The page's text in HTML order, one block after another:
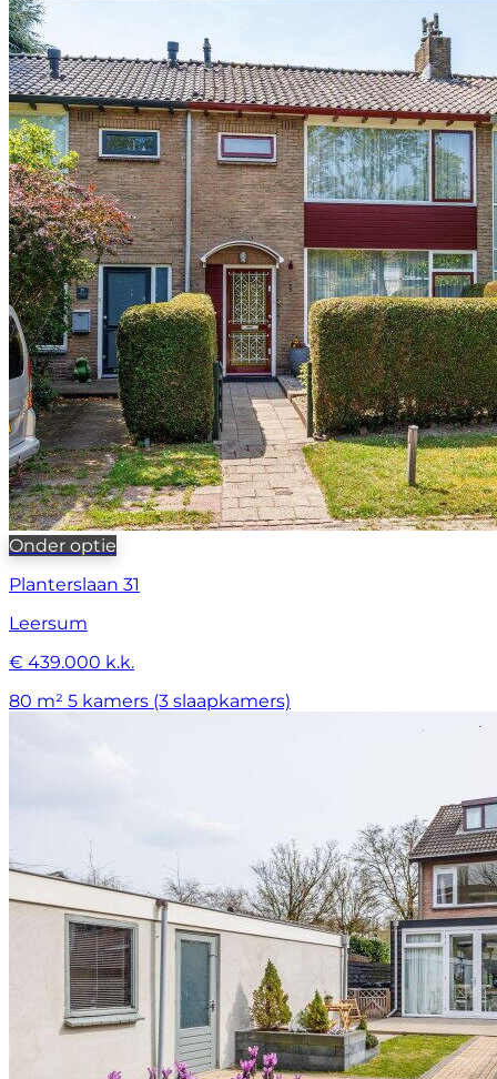
Onder optie
Planterslaan 31
Leersum
€ 439.000 k.k.
80 m² 5 kamers (3 slaapkamers)